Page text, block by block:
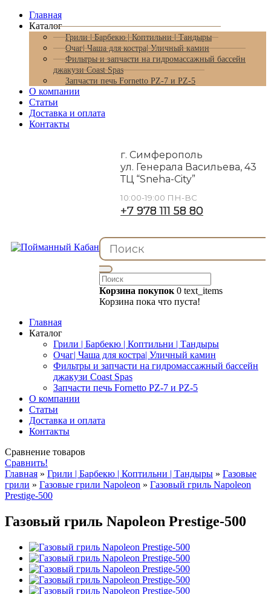
Главная
Каталог
Грили | Барбекю | Коптильни | Тандыры
Очаг| Чаша для костра| Уличный камин
Фильтры и запчасти на гидромассажный бассейн
джакузи Coast Spas
Запчасти печь Fornetto PZ-7 и PZ-5
О компании
Статьи
Доставка и оплата
Контакты
г. Симферополь
ул. Генерала Васильева, 43
ТЦ “Sneha-City”
10:00-19:00 ПН-ВС
+7 978 111 58 80
Корзина покупок 0 text_items
Корзина пока что пуста!
Главная
Каталог
Грили | Барбекю | Коптильни | Тандыры
Очаг| Чаша для костра| Уличный камин
Фильтры и запчасти на гидромассажный бассейн
джакузи Coast Spas
Запчасти печь Fornetto PZ-7 и PZ-5
О компании
Статьи
Доставка и оплата
Контакты
Сравнение товаров
Сравнить!
Главная » Грили | Барбекю | Коптильни | Тандыры » Газовые
грили » Газовые грили Napoleon » Газовый гриль Napoleon
Prestige-500
Газовый гриль Napoleon Prestige-500